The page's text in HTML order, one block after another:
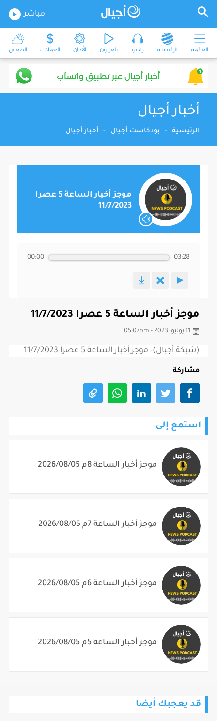
مباشر
القائمة الرئيسية راديو تلفزيون الأذان العملات الطقس
أخبار أجيال
الرئيسية - بودكاست أجيال - أخبار أجيال
موجز أخبار الساعة 5 عصرا
11/7/2023
00:00 03:28
موجز أخبار الساعة 5 عصرا 11/7/2023
11 يوليو، 2023 - 05:07pm
(شبكة أجيال)- موجز أخبار الساعة 5 عصرا 11/7/2023
مشاركة
استمع إلى
موجز أخبار الساعة 8م 2026/08/05
موجز أخبار الساعة 7م 2026/08/05
موجز أخبار الساعة 6م 2026/08/05
موجز أخبار الساعة 5م 2026/08/05
قد يعجبك أيضا